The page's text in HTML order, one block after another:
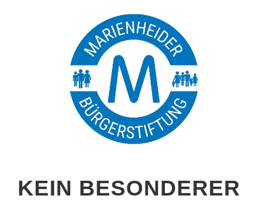
KEIN BESONDERER